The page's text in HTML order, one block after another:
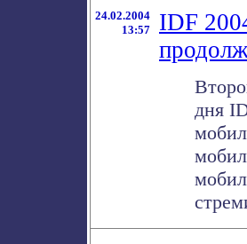
24.02.2004
13:57
IDF
дня